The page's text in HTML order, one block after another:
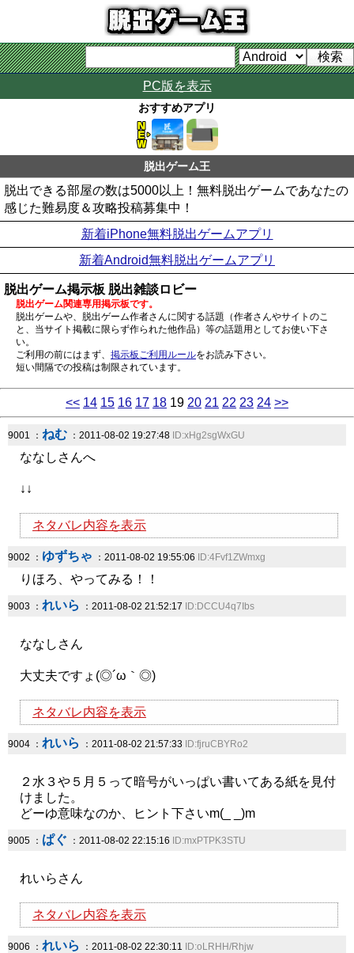
PC版を表示
おすすめアプリ
脱出ゲーム王
脱出できる部屋の数は5000以上！無料脱出ゲームであなたの
感じた難易度＆攻略投稿募集中！
新着iPhone無料脱出ゲームアプリ
新着Android無料脱出ゲームアプリ
脱出ゲーム掲示板 脱出雑談ロビー
脱出ゲーム関連専用掲示板です。
脱出ゲームや、脱出ゲーム作者さんに関する話題（作者さんやサイトのこ
と、当サイト掲載に限らず作られた他作品）等の話題用としてお使い下さ
い。
ご利用の前にはまず、 掲示板ご利用ルールをお読み下さい。
短い間隔での投稿は制限されています。
<< 14 15 16 17 18 19 20 21 22 23 24 >>
9001 ： ねむ ：2011-08-02 19:27:48 ID:xHg2sgWxGU
ななしさんへ
↓↓
ネタバレ内容を表示
9002 ： ゆずちゃ ：2011-08-02 19:55:06 ID:4Fvf1ZWmxg
りほろ、やってみる！！
9003 ： れいら ：2011-08-02 21:52:17 ID:DCCU4q7Ibs
ななしさん
大丈夫ですょ(◎´ω｀◎)
ネタバレ内容を表示
9004 ： れいら ：2011-08-02 21:57:33 ID:fjruCBYRo2
２水３や５月５って暗号がいっぱい書いてある紙を見付
けました。
どーゆ意味なのか、ヒント下さいm(_ _)m
9005 ： ぱぐ ：2011-08-02 22:15:16 ID:mxPTPK3STU
れいらさん
ネタバレ内容を表示
9006 ： れいら ：2011-08-02 22:30:11 ID:oLRHH/Rhjw